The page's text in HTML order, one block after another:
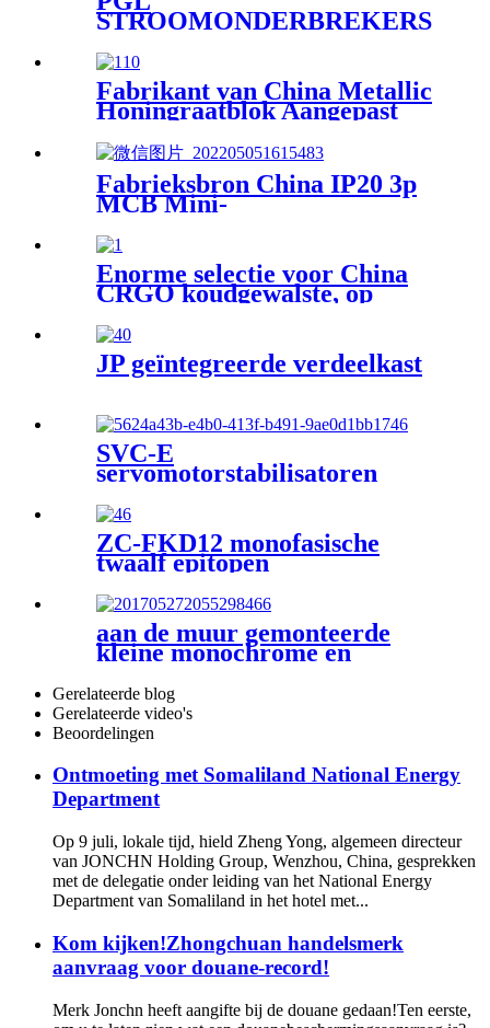
STROOMONDERBREKERS
Fabrikant van China Metallic
Honingraatblok Aangepast
Katalysator
Fabrieksbron China IP20 3p
MCB Mini-
serie:
Enorme selectie voor China
CRGO koudgewalste, op
graan georiënteerde
elektrische siliciumstalen
spoel voor driefasige
transformatie ijzeren kern
JP geïntegreerde verdeelkast
SVC-E
servomotorstabilisatoren
ZC-FKD12 monofasische
twaalf epitopen
aan de muur gemonteerde
kleine monochrome en
Gerelateerde blog
Gerelateerde video's
Beoordelingen
Ontmoeting met Somaliland National Energy
Department
Op 9 juli, lokale tijd, hield Zheng Yong, algemeen directeur
van JONCHN Holding Group, Wenzhou, China, gesprekken
met de delegatie onder leiding van het National Energy
Department van Somaliland in het hotel met...
Kom kijken!Zhongchuan handelsmerk
aanvraag voor douane-record!
Merk Jonchn heeft aangifte bij de douane gedaan!Ten eerste,